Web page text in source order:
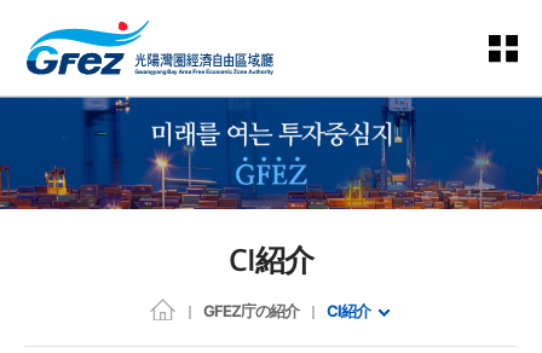
CI紹介
GFEZ庁の紹介 CI紹介